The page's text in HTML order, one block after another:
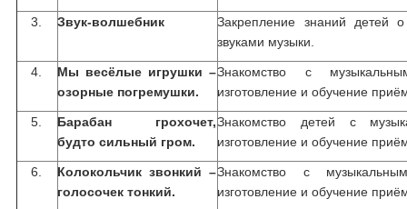
3. Звук-волшебник
Закрепление знаний детей
звуками музыки.
4.
Мы весёлые игрушки –
озорные погремушки.
Знакомство с
изготовление и обучение
5.
Барабан грохочет,
будто сильный гром.
Знакомство детей с
изготовление и обучение
6.
Колокольчик звонкий –
голосочек тонкий.
Знакомство с
изготовление и обучение